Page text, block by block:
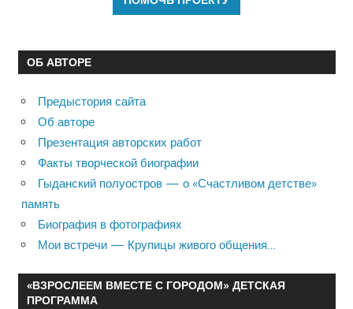
ОБ АВТОРЕ
Предыстория сайта
Об авторе
Презентация авторских работ
Факты творческой биографии
Гыданский полуостров — о «Счастливом детстве»
память
Биография в фотографиях
Мои встречи — Крупицы живого общения…
«ВЗРОСЛЕЕМ ВМЕСТЕ С ГОРОДОМ» ДЕТСКАЯ
ПРОГРАММА